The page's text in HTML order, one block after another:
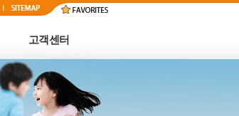
고객센터